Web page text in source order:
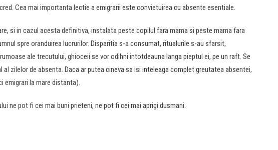
Cea mai importanta lectie a emigrarii este convietuirea cu absente esentiale.
si in cazul acesta definitiva, instalata peste copilul fara mama si peste mama fara
spre oranduirea lucrurilor. Disparitia s-a consumat, ritualurile s-au sfarsit,
ale trecutului, ghioceii se vor odihni intotdeauna langa pieptul ei, pe un raft. Se
zilelor de absenta. Daca ar putea cineva sa isi inteleaga complet greutatea absentei,
emigrari la mare distanta).
ne pot fi cei mai buni prieteni, ne pot fi cei mai aprigi dusmani.